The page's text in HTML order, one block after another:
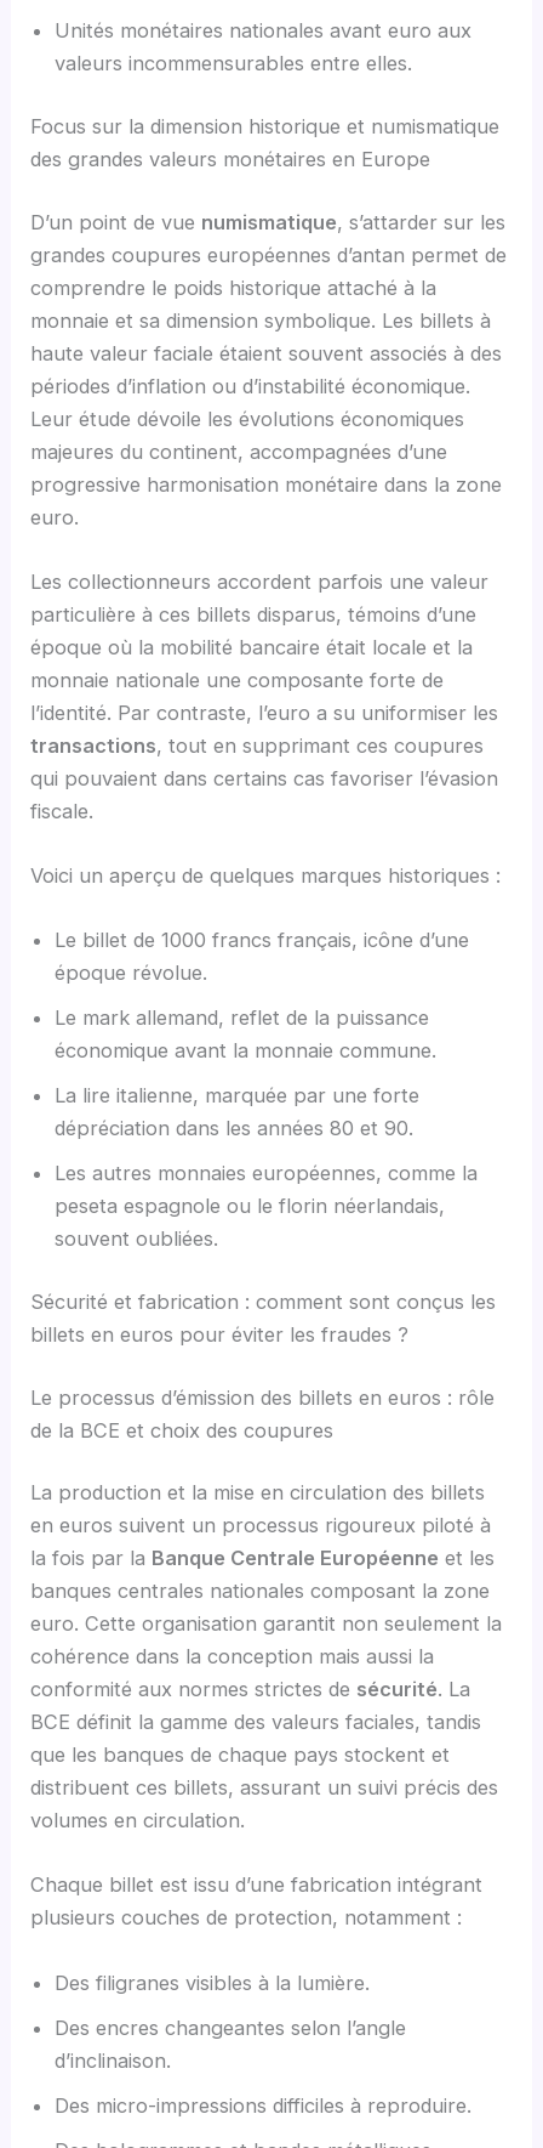
Unités monétaires nationales avant euro aux
valeurs incommensurables entre elles.
Focus sur la dimension historique et numismatique
des grandes valeurs monétaires en Europe
D’un point de vue numismatique, s’attarder sur les
grandes coupures européennes d’antan permet de
comprendre le poids historique attaché à la
monnaie et sa dimension symbolique. Les billets à
haute valeur faciale étaient souvent associés à des
périodes d’inflation ou d’instabilité économique.
Leur étude dévoile les évolutions économiques
majeures du continent, accompagnées d’une
progressive harmonisation monétaire dans la zone
euro.
Les collectionneurs accordent parfois une valeur
particulière à ces billets disparus, témoins d’une
époque où la mobilité bancaire était locale et la
monnaie nationale une composante forte de
l’identité. Par contraste, l’euro a su uniformiser les
transactions, tout en supprimant ces coupures
qui pouvaient dans certains cas favoriser l’évasion
fiscale.
Voici un aperçu de quelques marques historiques :
Le billet de 1000 francs français, icône d’une
époque révolue.
Le mark allemand, reflet de la puissance
économique avant la monnaie commune.
La lire italienne, marquée par une forte
dépréciation dans les années 80 et 90.
Les autres monnaies européennes, comme la
peseta espagnole ou le florin néerlandais,
souvent oubliées.
Sécurité et fabrication : comment sont conçus les
billets en euros pour éviter les fraudes ?
Le processus d’émission des billets en euros : rôle
de la BCE et choix des coupures
La production et la mise en circulation des billets
en euros suivent un processus rigoureux piloté à
la fois par la Banque Centrale Européenne et les
banques centrales nationales composant la zone
euro. Cette organisation garantit non seulement la
cohérence dans la conception mais aussi la
conformité aux normes strictes de sécurité. La
BCE définit la gamme des valeurs faciales, tandis
que les banques de chaque pays stockent et
distribuent ces billets, assurant un suivi précis des
volumes en circulation.
Chaque billet est issu d’une fabrication intégrant
plusieurs couches de protection, notamment :
Des filigranes visibles à la lumière.
Des encres changeantes selon l’angle
d’inclinaison.
Des micro-impressions difficiles à reproduire.